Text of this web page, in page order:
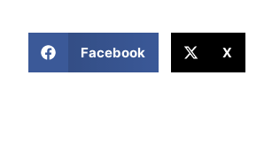
Facebook X